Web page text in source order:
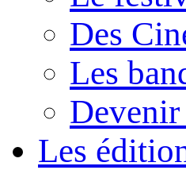
Des
Les
Les